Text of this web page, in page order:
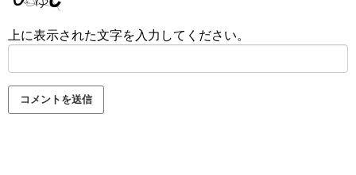
上に表示された文字を入力してください。